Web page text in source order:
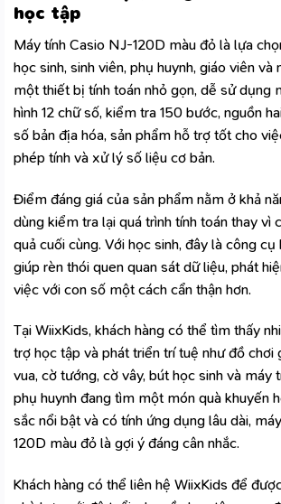
học tập
Máy tính Casio NJ-120D màu đỏ là lựa
học sinh, sinh viên, phụ huynh, giáo viên và
một thiết bị tính toán nhỏ gọn, dễ sử dụng
hình 12 chữ số, kiểm tra 150 bước, nguồn
số bản địa hóa, sản phẩm hỗ trợ tốt cho
phép tính và xử lý số liệu cơ bản.
Điểm đáng giá của sản phẩm nằm ở khả
dùng kiểm tra lại quá trình tính toán thay vì
quả cuối cùng. Với học sinh, đây là công
giúp rèn thói quen quan sát dữ liệu, phát
việc với con số một cách cẩn thận hơn.
Tại WiixKids, khách hàng có thể tìm thấy
trợ học tập và phát triển trí tuệ như đồ chơi
vua, cờ tướng, cờ vây, bút học sinh và máy
phụ huynh đang tìm một món quà khuyến
sắc nổi bật và có tính ứng dụng lâu dài,
120D màu đỏ là gợi ý đáng cân nhắc.
Khách hàng có thể liên hệ WiixKids để